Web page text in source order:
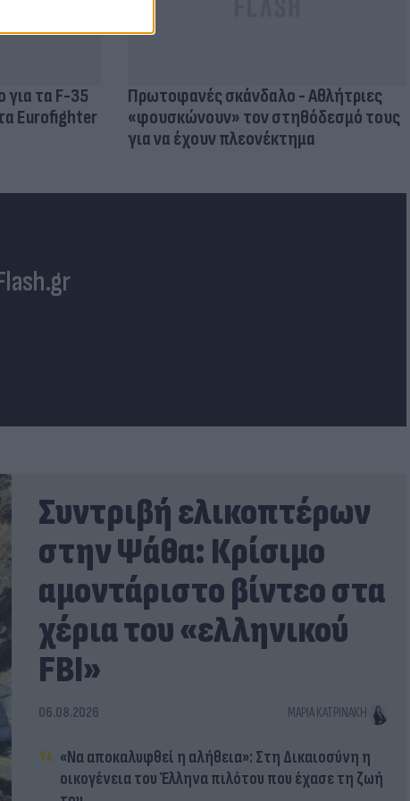
για τα F-35
«φουσκώνουν» τον στηθόδεσμό τους
για να έχουν πλεονέκτημα
Συντριβή ελικοπτέρων
στην Ψάθα: Κρίσιμο
αμοντάριστο βίντεο στα
χέρια του «ελληνικού
FBI»
06.08.2026